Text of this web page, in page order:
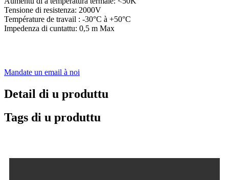
Tensione di resistenza: 2000V
Température de travail : -30°C à +50°C
Impedenza di cuntattu: 0,5 m Max
Mandate un email à noi
Detail di u produttu
Tags di u produttu